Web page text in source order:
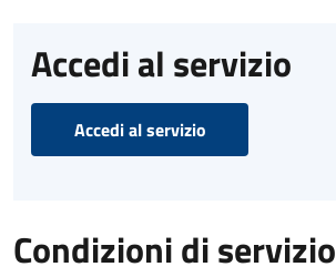
Accedi al servizio
Accedi al servizio
Condizioni di servizio